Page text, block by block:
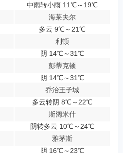
中雨转小雨 11℃～19℃
海莱夫尔
多云 9℃～21℃
利顿
阴 14℃～31℃
彭蒂克顿
阴 14℃～31℃
乔治王子城
多云转阴 8℃～22℃
斯阔米什
阴转多云 10℃～24℃
雅茅斯
阴 16℃～23℃